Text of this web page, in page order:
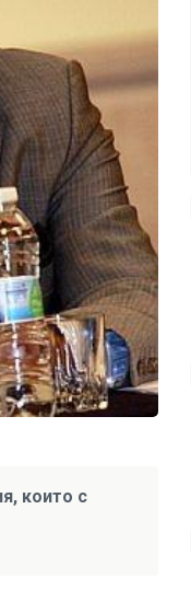
които с